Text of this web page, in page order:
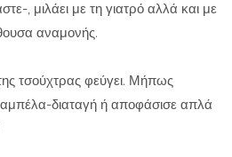
, μιλάει με τη γιατρό αλλά και με
αναμονής.
τσούχτρας φεύγει. Μήπως
διαταγή ή αποφάσισε απλά